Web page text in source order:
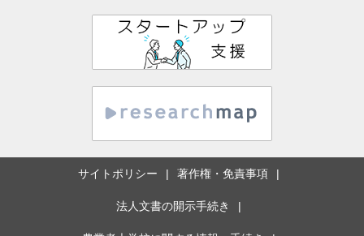
サイトポリシー 著作権・免責事項
法人文書の開示手続き